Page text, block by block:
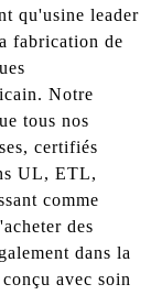
qu'usine leader
fabrication de
Notre
tous nos
certifiés
UL, ETL,
comme
des
dans la
avec soin